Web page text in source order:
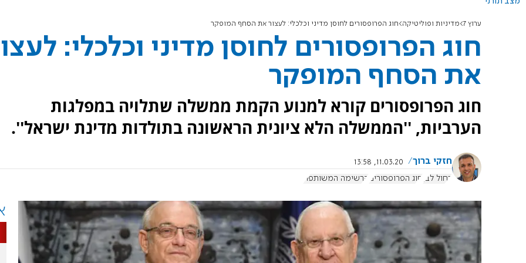
ערוץ 7 מדיניות ופוליטיקה חוג הפרופסורים לחוסן מדיני וכלכלי: לעצור את הסחף המופקר
חוג הפרופסורים לחוסן מדיני וכלכלי:
את הסחף המופקר
חוג הפרופסורים קורא למנוע הקמת ממשלה שתלויה במפלגות
הערביות, ''הממשלה הלא ציונית הראשונה בתולדות מדינת ישראל''.
חזקי ברוך
11.03.20, 13:58
כחול לבן חוג הפרופסורים הרשימה המשותפת